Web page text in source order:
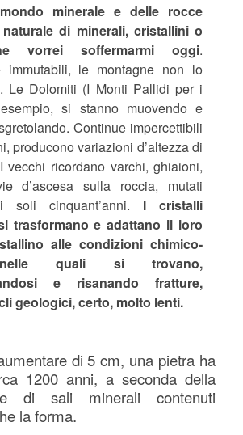
minerale e delle rocce
di minerali, cristallini o
vorrei soffermarmi oggi.
immutabili, le montagne non lo
Le Dolomiti (I Monti Pallidi per i
si stanno muovendo e
Continue impercettibili
producono variazioni d’altezza di
vecchi ricordano varchi, ghiaioni,
d’ascesa sulla roccia, mutati
soli cinquant’anni. I cristalli
trasformano e adattano il loro
alle condizioni chimico-
quali si trovano,
e risanando fratture,
geologici, certo, molto lenti.
di 5 cm, una pietra ha
1200 anni, a seconda della
di sali minerali contenuti
la forma.